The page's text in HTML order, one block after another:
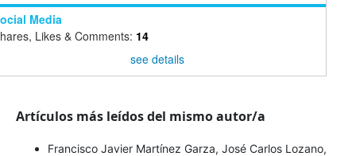
Media
Likes & Comments: 14
see details
Artículos más leídos del mismo autor/a
Francisco Javier Martínez Garza, José Carlos Lozano,